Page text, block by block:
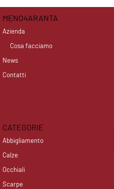
MENO4ARANTA
Azienda
Cosa facciamo
News
Contatti
CATEGORIE
Abbigliamento
Calze
Occhiali
Scarpe